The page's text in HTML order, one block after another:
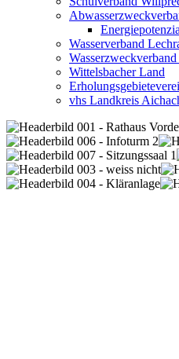
Wasserverband
Wittelsbacher Land
vhs Landkreis